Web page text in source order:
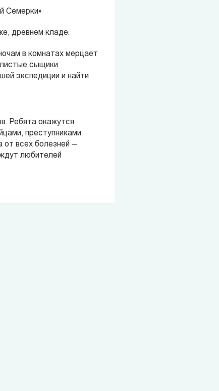
Семерки»
древнем кладе.
в комнатах мерцает
сыщики
экспедиции и найти
Ребята окажутся
преступниками
от всех болезней —
любителей